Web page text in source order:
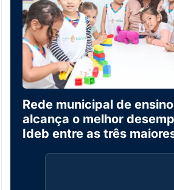
Rede municipal de
alcança o melhor
Ideb entre as três